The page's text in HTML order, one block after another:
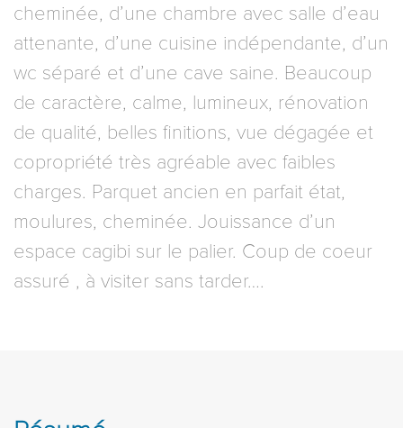
cheminée, d’une chambre avec salle d’eau
attenante, d’une cuisine indépendante, d’un
wc séparé et d’une cave saine. Beaucoup
de caractère, calme, lumineux, rénovation
de qualité, belles finitions, vue dégagée et
copropriété très agréable avec faibles
charges. Parquet ancien en parfait état,
moulures, cheminée. Jouissance d’un
espace cagibi sur le palier. Coup de coeur
assuré , à visiter sans tarder….